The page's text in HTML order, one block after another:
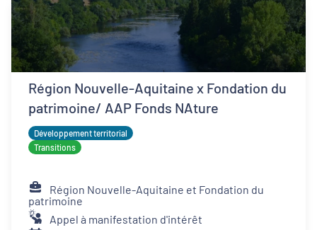
Région Nouvelle-Aquitaine x Fondation du
patrimoine/ AAP Fonds NAture
Développement territorial
Transitions
Région Nouvelle-Aquitaine et Fondation du
patrimoine
Appel à manifestation d'intérêt